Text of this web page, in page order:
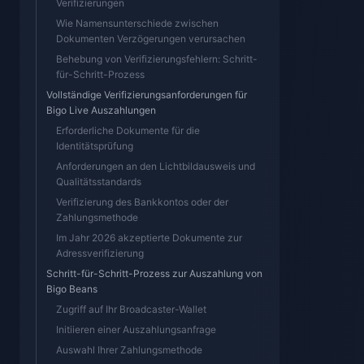
Verifizierungen
Wie Namensunterschiede zwischen
Dokumenten Verzögerungen verursachen
Behebung von Verifizierungsfehlern: Schritt-
für-Schritt-Prozess
Vollständige Verifizierungsanforderungen für
Bigo Live Auszahlungen
Erforderliche Dokumente für die
Identitätsprüfung
Anforderungen an den Lichtbildausweis und
Qualitätsstandards
Verifizierung des Bankkontos oder der
Zahlungsmethode
Im Jahr 2026 akzeptierte Dokumente zur
Adressverifizierung
Schritt-für-Schritt-Prozess zur Auszahlung von
Bigo Beans
Zugriff auf Ihr Broadcaster-Wallet
Initiieren einer Auszahlungsanfrage
Auswahl Ihrer Zahlungsmethode